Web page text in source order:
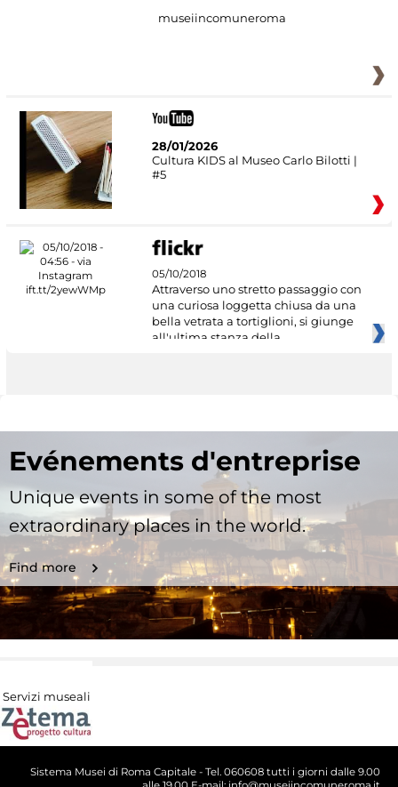
museiincomuneroma
28/01/2026
Cultura KIDS al Museo Carlo Bilotti |
#5
05/10/2018
Attraverso uno stretto passaggio con
una curiosa loggetta chiusa da una
bella vetrata a tortiglioni, si giunge
all'ultima stanza della
Evénements d'entreprise
Unique events in some of the most
extraordinary places in the world.
Find more
Servizi museali
Sistema Musei di Roma Capitale - Tel. 060608 tutti i giorni dalle 9.00